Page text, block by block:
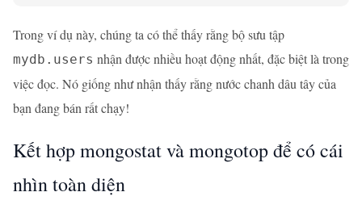
Trong ví dụ này, chúng ta có thể thấy rằng bộ sưu tập
mydb.users nhận được nhiều hoạt động nhất, đặc biệt là trong
việc đọc. Nó giống như nhận thấy rằng nước chanh dâu tây của
bạn đang bán rất chạy!
Kết hợp mongostat và mongotop để có cái
nhìn toàn diện